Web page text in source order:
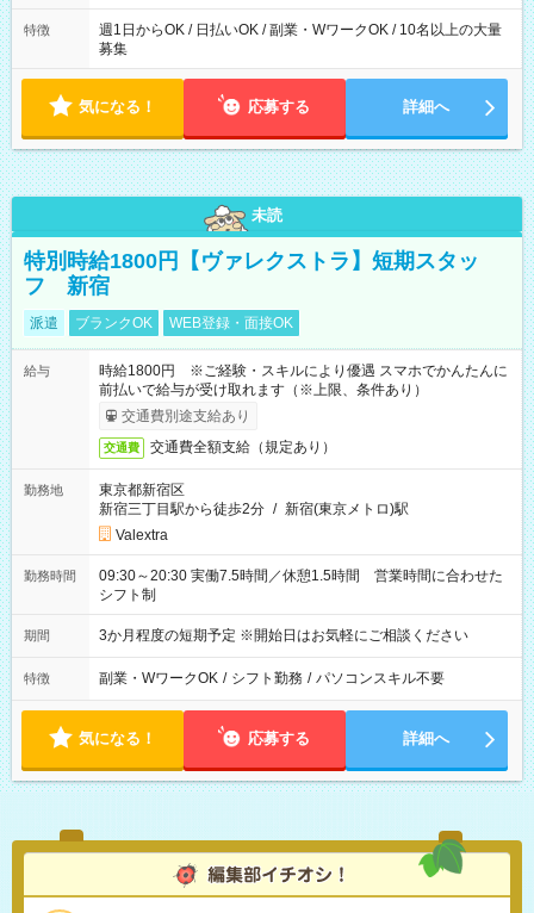
特徴
週1日からOK / 日払いOK / 副業・WワークOK / 10名以上の大量
募集
気になる！ 応募する 詳細へ
未読
特別時給1800円【ヴァレクストラ】短期スタッ
フ 新宿
派遣 ブランクOK WEB登録・面接OK
給与
時給1800円 ※ご経験・スキルにより優遇 スマホでかんたんに
前払いで給与が受け取れます（※上限、条件あり）
交通費別途支給あり
交通費 交通費全額支給（規定あり）
勤務地
東京都新宿区
新宿三丁目駅から徒歩2分 / 新宿(東京メトロ)駅
Valextra
勤務時間
09:30～20:30 実働7.5時間／休憩1.5時間 営業時間に合わせた
シフト制
期間 3か月程度の短期予定 ※開始日はお気軽にご相談ください
特徴 副業・WワークOK / シフト勤務 / パソコンスキル不要
気になる！ 応募する 詳細へ